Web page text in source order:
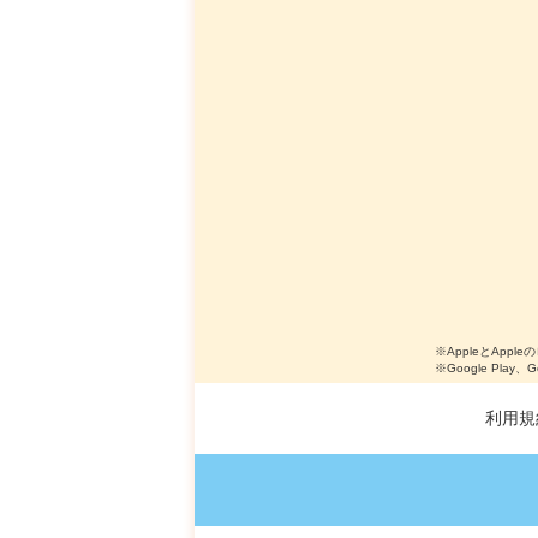
※AppleとAppleの
※Google Play、
利用